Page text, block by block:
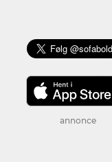
annonce